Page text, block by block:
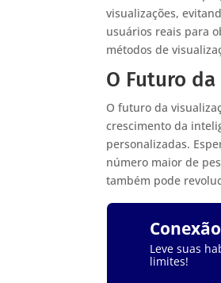
visualizações,
usuários reais para
métodos de
O Futuro
O futuro da
crescimento da
personalizadas.
número maior de
também pode
Leve suas
limites!